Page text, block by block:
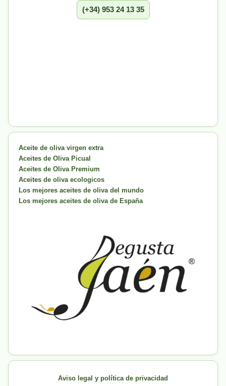
(+34) 953 24 13 35
Aceite de oliva virgen extra
Aceites de Oliva Picual
Aceites de Oliva Premium
Aceites de oliva ecologicos
Los mejores aceites de oliva del mundo
Los mejores aceites de oliva de España
Aviso legal y política de privacidad